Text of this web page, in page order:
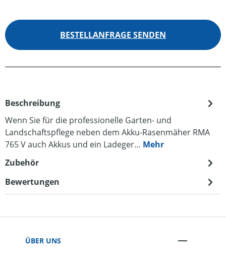
BESTELLANFRAGE SENDEN
Beschreibung
Wenn Sie für die professionelle Garten- und
Landschaftspflege neben dem Akku-Rasenmäher RMA
765 V auch Akkus und ein Ladeger… Mehr
Zubehör
Bewertungen
ÜBER UNS